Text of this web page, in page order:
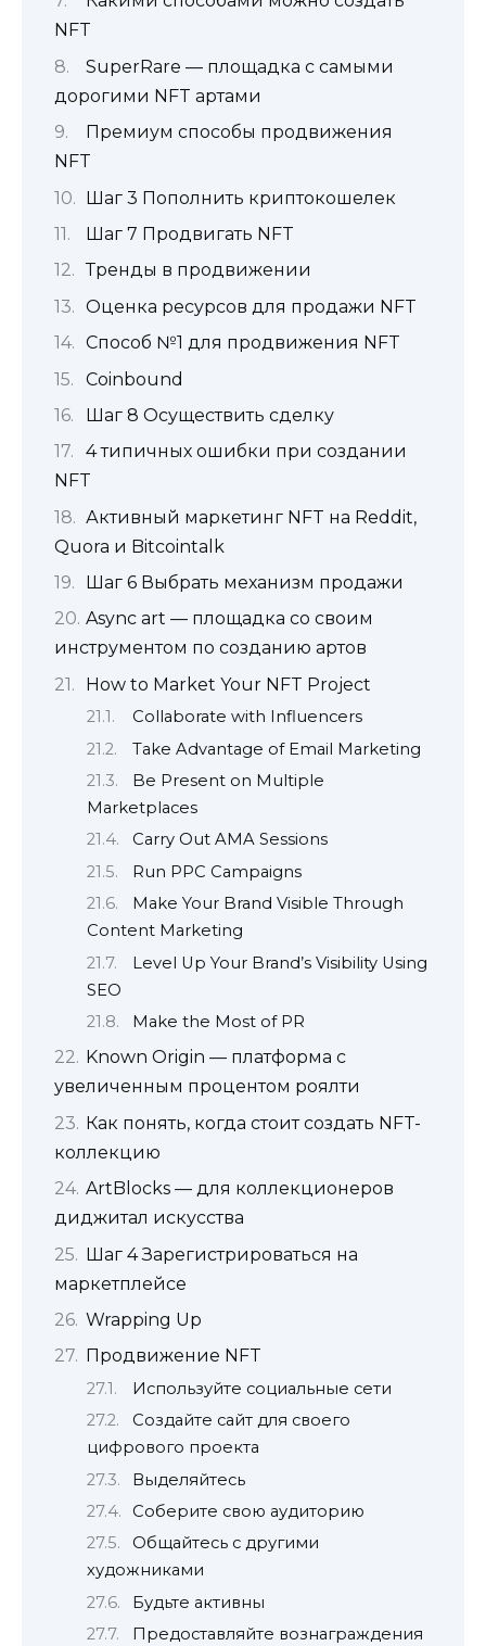
NFT
SuperRare — площадка с самыми
дорогими NFT артами
Премиум способы продвижения
NFT
Шаг 3 Пополнить криптокошелек
Шаг 7 Продвигать NFT
Тренды в продвижении
Оценка ресурсов для продажи NFT
Способ №1 для продвижения NFT
Coinbound
Шаг 8 Осуществить сделку
4 типичных ошибки при создании
NFT
Активный маркетинг NFT на Reddit,
Quora и Bitcointalk
Шаг 6 Выбрать механизм продажи
Async art — площадка со своим
инструментом по созданию артов
How to Market Your NFT Project
Collaborate with Influencers
Take Advantage of Email Marketing
Be Present on Multiple
Marketplaces
Carry Out AMA Sessions
Run PPC Campaigns
Make Your Brand Visible Through
Content Marketing
Level Up Your Brand’s Visibility Using
SEO
Make the Most of PR
Known Origin — платформа с
увеличенным процентом роялти
Как понять, когда стоит создать NFT-
коллекцию
ArtBlocks — для коллекционеров
диджитал искусства
Шаг 4 Зарегистрироваться на
маркетплейсе
Wrapping Up
Продвижение NFT
Используйте социальные сети
Создайте сайт для своего
цифрового проекта
Выделяйтесь
Соберите свою аудиторию
Общайтесь с другими
художниками
Будьте активны
Предоставляйте вознаграждения